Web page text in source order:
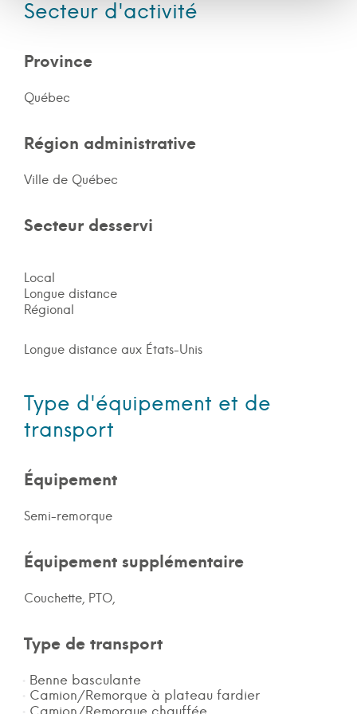
Secteur d'activité
Province
Québec
Région administrative
Ville de Québec
Secteur desservi
Local
Longue distance
Régional
Longue distance aux États-Unis
Type d'équipement et de
transport
Équipement
Semi-remorque
Équipement supplémentaire
Couchette, PTO,
Type de transport
Benne basculante
Camion/Remorque à plateau fardier